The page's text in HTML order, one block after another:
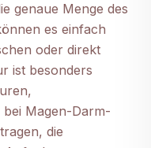
genaue Menge des
es einfach
oder direkt
ist besonders
Magen-Darm-
die